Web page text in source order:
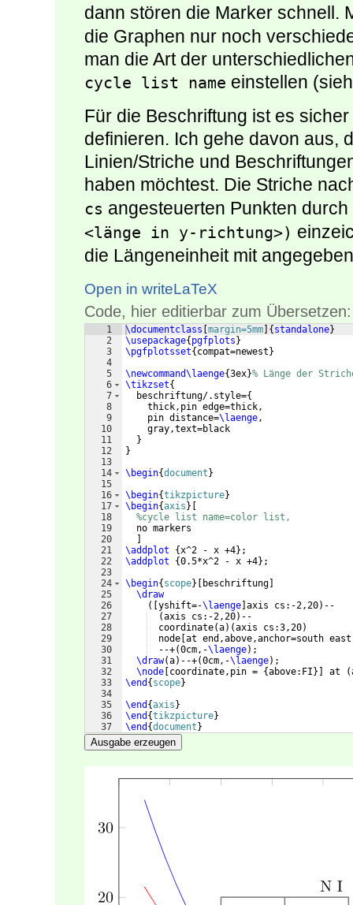
dann stören die Marker schnell.
die Graphen nur noch
man die Art der
cycle list name einstellen
Für die Beschriftung ist es
definieren. Ich gehe davon aus,
Linien/Striche und
haben möchtest. Die Striche
cs angesteuerten Punkten durch
<länge in y-richtung>)
die Längeneinheit mit
Open in writeLaTeX
Code, hier editierbar zum Übersetzen:
1
2
3
4
5
6
7
8
9
10
11
12
13
14
15
16
17
18
19
20
21
22
23
24
25
26
27
28
29
30
31
32
33
34
35
36
37
\documentclass margin=5mm { standalone}
\usepackage{ pgfplots }
\pgfplotsset{ compat=newest }
\newcommand\laenge{3ex}% Länge der
\tikzset{
  beschriftung/.style=
{
    thick,pin edge=thick,
    pin distance=
\laenge,
    gray,text=black
}
}
\begin{document }
\begin{tikzpicture}
\begin{axis }
%cycle list name=color list,
  no markers
\addplot
{x^2 - x +4} ;
\addplot
{0.5*x^2 - x +4} ;
\begin{ scope} beschriftung
\draw
([ yshift=-\laenge axis cs:-2,20) --
(axis cs:-2,20) --
  coordinate
(a) (axis cs:3,20)
  node
at end,above,anchor=south east
  --+
(0cm,-\laenge) ;
\draw(a) --+(0cm,-\laenge) ;
\node coordinate,pin = {above:FI }] at (
\end { scope}
\end {axis }
\end {tikzpicture}
\end {document }
Ausgabe erzeugen